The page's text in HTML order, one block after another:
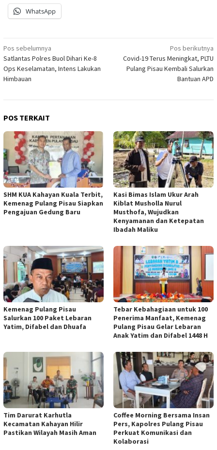
WhatsApp
Navigasi
pos
Pos sebelumnya
Satlantas Polres Buol Dihari Ke-8
Ops Keselamatan, Intens Lakukan
Himbauan
Pos berikutnya
Covid-19 Terus Meningkat, PLTU
Pulang Pisau Kembali Salurkan
Bantuan APD
POS TERKAIT
SHM KUA Kahayan Kuala Terbit,
Kemenag Pulang Pisau Siapkan
Pengajuan Gedung Baru
Kasi Bimas Islam Ukur Arah
Kiblat Musholla Nurul
Musthofa, Wujudkan
Kenyamanan dan Ketepatan
Ibadah Maliku
Kemenag Pulang Pisau
Salurkan 100 Paket Lebaran
Yatim, Difabel dan Dhuafa
Tebar Kebahagiaan untuk 100
Penerima Manfaat, Kemenag
Pulang Pisau Gelar Lebaran
Anak Yatim dan Difabel 1448 H
Tim Darurat Karhutla
Kecamatan Kahayan Hilir
Pastikan Wilayah Masih Aman
Coffee Morning Bersama Insan
Pers, Kapolres Pulang Pisau
Perkuat Komunikasi dan
Kolaborasi